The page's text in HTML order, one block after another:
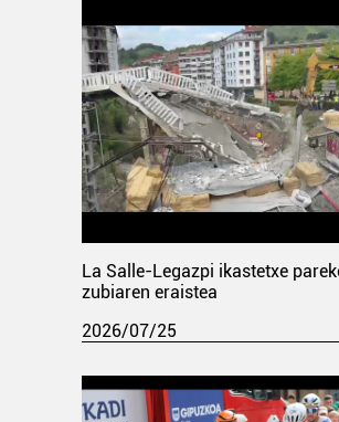
La Salle-Legazpi ikastetxe
zubiaren eraistea
2026/07/25